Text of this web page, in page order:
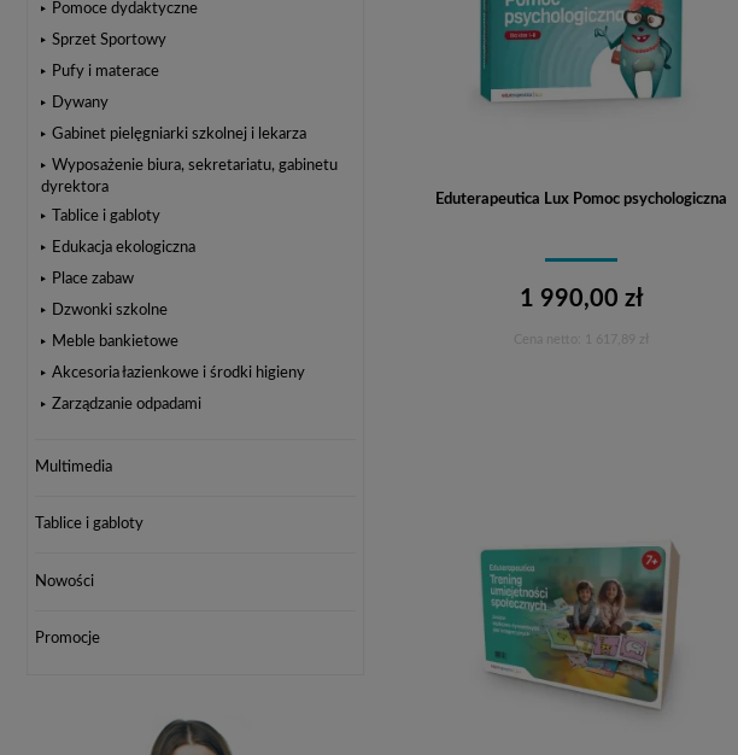
Pomoce dydaktyczne
Sprzet Sportowy
Pufy i materace
Dywany
Gabinet pielęgniarki szkolnej i lekarza
Wyposażenie biura, sekretariatu, gabinetu
dyrektora
Tablice i gabloty
Edukacja ekologiczna
Place zabaw
Dzwonki szkolne
Meble bankietowe
Akcesoria łazienkowe i środki higieny
Zarządzanie odpadami
Multimedia
Tablice i gabloty
Nowości
Promocje
Eduterapeutica Lux Pomoc psychologiczna
1 990,00 zł
1 617,89 zł